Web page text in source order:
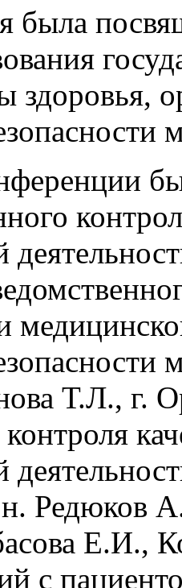
была
здоровья,
Т.Л., г.
Редюков
Е.И.,
с